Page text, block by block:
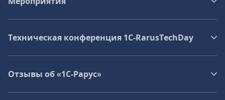
Техническая конференция 1C‑RarusTechDay
Отзывы об «1С-Рарус»